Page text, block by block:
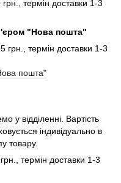
грн., термін доставки 1-3
"Нова пошта"
грн., термін доставки 1-3
пошта"
у відділенні. Вартість
індивідуально в
товару.
термін доставки 1-3